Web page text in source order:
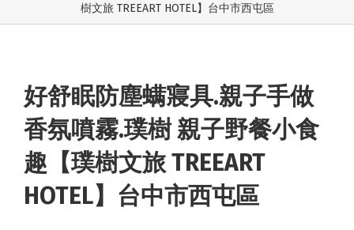
樹文旅 TREEART HOTEL】台中市西屯區
好舒眠防塵螨寢具.親子手做
香氛噴霧.璞樹 親子野餐小食
趣【璞樹文旅 TREEART
HOTEL】台中市西屯區